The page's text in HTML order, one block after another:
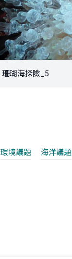
珊瑚海探險_5
環境議題 海洋議題